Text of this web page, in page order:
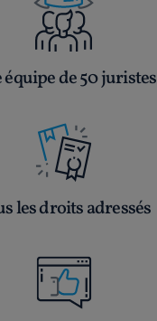
équipe de 50 juristes
les droits adressés